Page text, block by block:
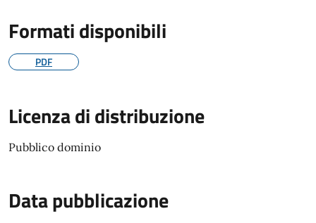
Formati disponibili
PDF
Licenza di distribuzione
Pubblico dominio
Data pubblicazione